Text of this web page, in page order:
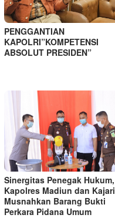
PENGGANTIAN
KAPOLRI”KOMPETENSI
ABSOLUT PRESIDEN”
Sinergitas Penegak Hukum,
Kapolres Madiun dan Kajari
Musnahkan Barang Bukti
Perkara Pidana Umum